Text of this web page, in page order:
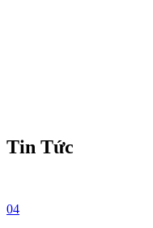
Tin Tức
04